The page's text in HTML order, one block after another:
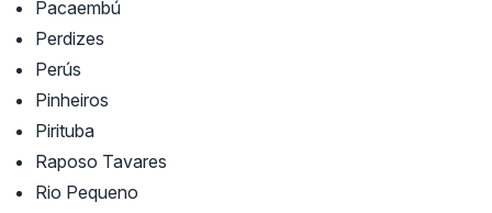
Pacaembú
Perdizes
Perús
Pinheiros
Pirituba
Raposo Tavares
Rio Pequeno